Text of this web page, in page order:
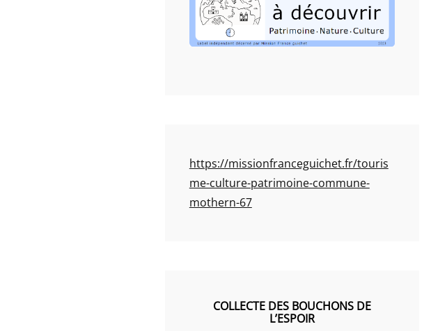
https://missionfranceguichet.fr/touris
me-culture-patrimoine-commune-
mothern-67
COLLECTE DES BOUCHONS DE
L’ESPOIR